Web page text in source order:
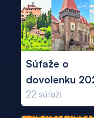
Súťaže o
dovolenku
22 súťaží